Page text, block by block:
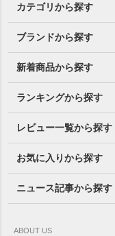
カテゴリから探す
ブランドから探す
新着商品から探す
ランキングから探す
レビュー一覧から探す
お気に入りから探す
ニュース記事から探す
ABOUT US